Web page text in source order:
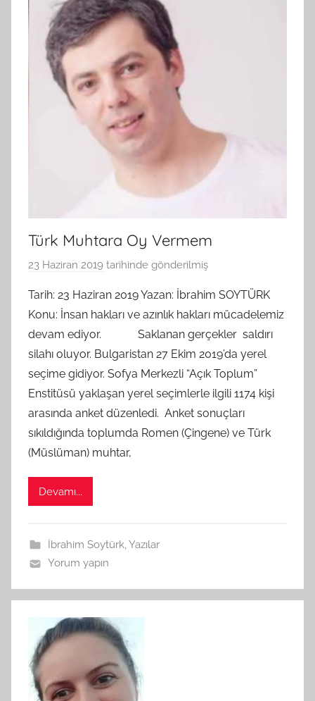
Türk Muhtara Oy Vermem
23 Haziran 2019 tarihinde gönderilmiş
S
A
M
t
a
r
a
f
Tarih: 23 Haziran 2019 Yazan: İbrahim SOYTÜRK
Konu: İnsan hakları ve azınlık hakları mücadelemiz
devam ediyor. Saklanan gerçekler saldırı
silahı oluyor. Bulgaristan 27 Ekim 2019’da yerel
seçime gidiyor. Sofya Merkezli “Açık Toplum”
Enstitüsü yaklaşan yerel seçimlerle ilgili 1174 kişi
arasında anket düzenledi. Anket sonuçları
sıkıldığında toplumda Romen (Çingene) ve Türk
(Müslüman) muhtar,
Devamı...
İbrahim Soytürk,Yazılar
Yorum yapın